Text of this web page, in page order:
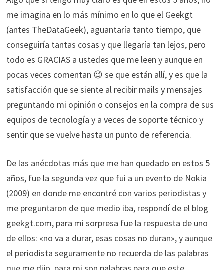
me imagina en lo más mínimo en lo que el Geekgt
(antes TheDataGeek), aguantaría tanto tiempo, que
conseguiría tantas cosas y que llegaría tan lejos, pero
todo es GRACIAS a ustedes que me leen y aunque en
pocas veces comentan 😉 se que están allí, y es que la
satisfacción que se siente al recibir mails y mensajes
preguntando mi opinión o consejos en la compra de sus
equipos de tecnología y a veces de soporte técnico y
sentir que se vuelve hasta un punto de referencia.
De las anécdotas más que me han quedado en estos 5
años, fue la segunda vez que fui a un evento de Nokia
(2009) en donde me encontré con varios periodistas y
me preguntaron de que medio iba, respondí de el blog
geekgt.com, para mi sorpresa fue la respuesta de uno
de ellos: «no va a durar, esas cosas no duran», y aunque
el periodista seguramente no recuerda de las palabras